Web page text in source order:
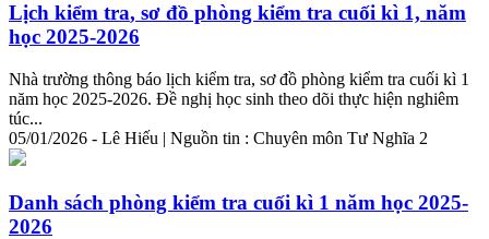
Lịch kiểm tra, sơ đồ phòng kiểm tra cuối kì 1, năm
học 2025-2026
Nhà trường thông báo lịch kiểm tra, sơ đồ phòng kiểm tra cuối kì 1
năm học 2025-2026. Đề nghị học sinh theo dõi thực hiện nghiêm
túc...
05/01/2026 - Lê Hiếu | Nguồn tin : Chuyên môn Tư Nghĩa 2
Danh sách phòng kiểm tra cuối kì 1 năm học 2025-
2026